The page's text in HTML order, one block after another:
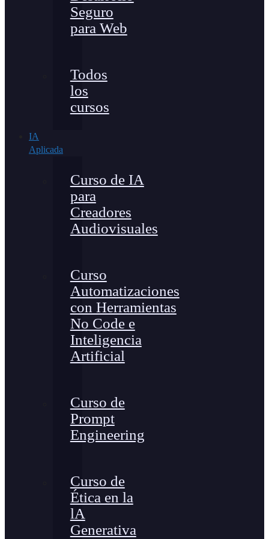
Seguro
para Web
Todos
los
cursos
IA
Aplicada
Curso de IA
para
Creadores
Audiovisuales
Curso
Automatizaciones
con Herramientas
No Code e
Inteligencia
Artificial
Curso de
Prompt
Engineering
Curso de
Ética en la
lA
Generativa